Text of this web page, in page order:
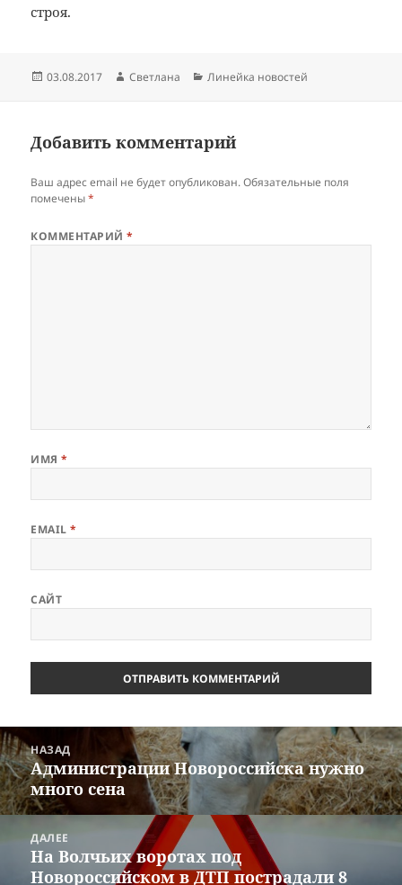
строя.
Опубликовано
03.08.2017 Автор
Светлана Рубрики
Линейка новостей
Добавить комментарий
Ваш адрес email не будет опубликован. Обязательные поля
помечены*
КОММЕНТАРИЙ*
ИМЯ*
EMAIL*
САЙТ
Навигация
по
записям
НАЗАД
Предыдущая
запись:
Администрации Новороссийска нужно
много сена
ДАЛЕЕ
Следующая
запись:
На Волчьих воротах под
Новороссийском в ДТП пострадали 8